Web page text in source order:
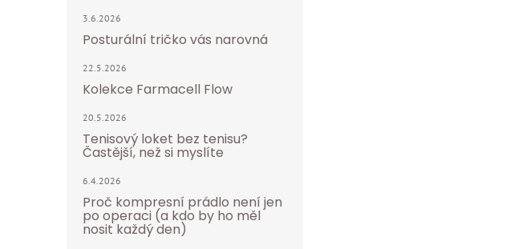
3.6.2026
Posturální tričko vás narovná
22.5.2026
Kolekce Farmacell Flow
20.5.2026
Tenisový loket bez tenisu?
Častější, než si myslíte
6.4.2026
Proč kompresní prádlo není jen
po operaci (a kdo by ho měl
nosit každý den)